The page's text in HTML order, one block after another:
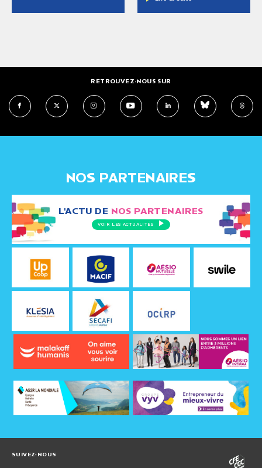
RETROUVEZ-NOUS SUR
NOS PARTENAIRES
L'ACTU DE NOS PARTENAIRES
VOIR LES ACTUALITÉS
SUIVEZ-NOUS